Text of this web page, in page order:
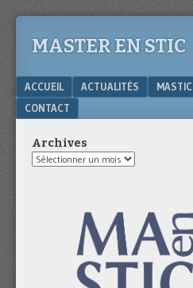
MASTER EN STIC
Menu
SKIP TO CONTENT
ACCUEIL ACTUALITÉS MASTIC
CONTACT
Archives
Archives